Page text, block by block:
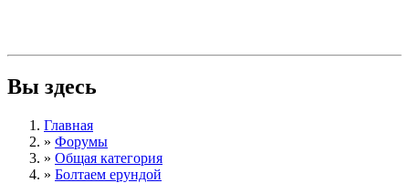
Вы здесь
Главная
» Форумы
» Общая категория
» Болтаем ерундой